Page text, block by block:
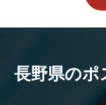
長野県のポ